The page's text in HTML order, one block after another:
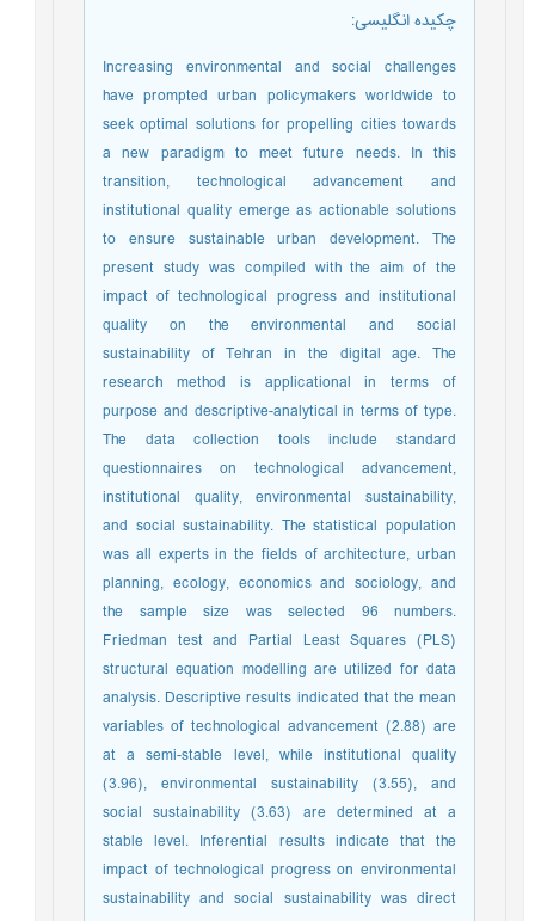
چکیده انگلیسی:
Increasing environmental and social challenges
have prompted urban policymakers worldwide to
seek optimal solutions for propelling cities towards
a new paradigm to meet future needs. In this
transition, technological advancement and
institutional quality emerge as actionable solutions
to ensure sustainable urban development. The
present study was compiled with the aim of the
impact of technological progress and institutional
quality on the environmental and social
sustainability of Tehran in the digital age. The
research method is applicational in terms of
purpose and descriptive-analytical in terms of type.
The data collection tools include standard
questionnaires on technological advancement,
institutional quality, environmental sustainability,
and social sustainability. The statistical population
was all experts in the fields of architecture, urban
planning, ecology, economics and sociology, and
the sample size was selected 96 numbers.
Friedman test and Partial Least Squares (PLS)
structural equation modelling are utilized for data
analysis. Descriptive results indicated that the mean
variables of technological advancement (2.88) are
at a semi-stable level, while institutional quality
(3.96), environmental sustainability (3.55), and
social sustainability (3.63) are determined at a
stable level. Inferential results indicate that the
impact of technological progress on environmental
sustainability and social sustainability was direct